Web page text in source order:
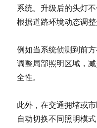
系统。升级后的头灯
根据道路环境动态调整
例如当系统侦测到前
调整局部照明区域，
全性。
此外，在交通拥堵或
自动切换不同照明模